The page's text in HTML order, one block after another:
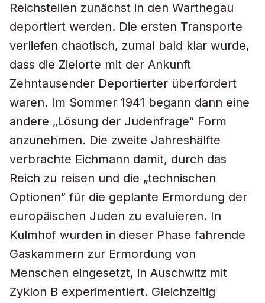
Reichsteilen zunächst in den Warthegau
deportiert werden. Die ersten Transporte
verliefen chaotisch, zumal bald klar wurde,
dass die Zielorte mit der Ankunft
Zehntausender Deportierter überfordert
waren. Im Sommer 1941 begann dann eine
andere „Lösung der Judenfrage“ Form
anzunehmen. Die zweite Jahreshälfte
verbrachte Eichmann damit, durch das
Reich zu reisen und die „technischen
Optionen“ für die geplante Ermordung der
europäischen Juden zu evaluieren. In
Kulmhof wurden in dieser Phase fahrende
Gaskammern zur Ermordung von
Menschen eingesetzt, in Auschwitz mit
Zyklon B experimentiert. Gleichzeitig